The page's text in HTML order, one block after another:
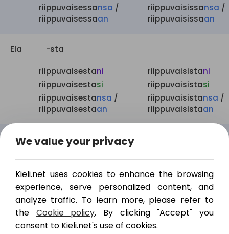
riippuvaisessansa /
riippuvaisessaan
riippuvaisissansa /
riippuvaisissaan
Ela -sta
riippuvaisestani
riippuvaisestasi
riippuvaisestansa /
riippuvaisestaan
riippuvaisistani
riippuvaisistasi
riippuvaisistansa /
riippuvaisistaan
All -lle
riippuvaiselleni
riippuvaisellesi
riippuvaisellensa/
riippuvaiselleen
riippuvaisilleni
riippuvaisillesi
riippuvaisille nsa/
riippuvaisillean
Ade -lla
We value your privacy
Kieli.net uses cookies to enhance the browsing
experience, serve personalized content, and
analyze traffic. To learn more, please refer to
the Cookie policy. By clicking "Accept" you
consent to Kieli.net's use of cookies.